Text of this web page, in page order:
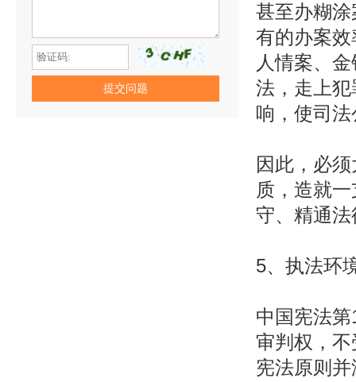
甚至办糊
有的办案
人情案、
法，走上
响，使司
因此，必
质，造就
守、精通
5、执法环
中国宪法
审判权，
宪法原则